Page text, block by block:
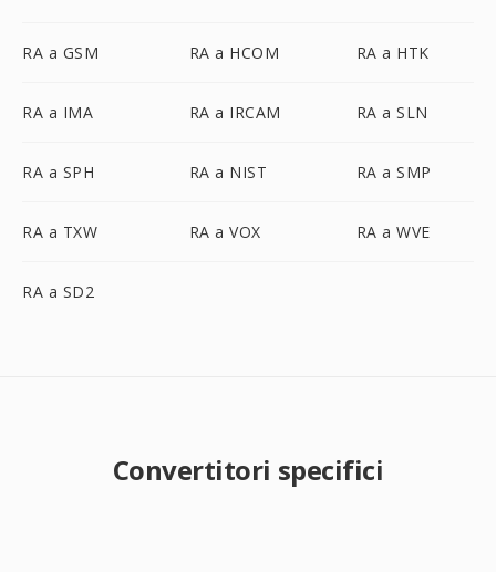
RA a GSM RA a HCOM RA a HTK
RA a IMA RA a IRCAM RA a SLN
RA a SPH RA a NIST RA a SMP
RA a TXW RA a VOX RA a WVE
RA a SD2
Convertitori specifici